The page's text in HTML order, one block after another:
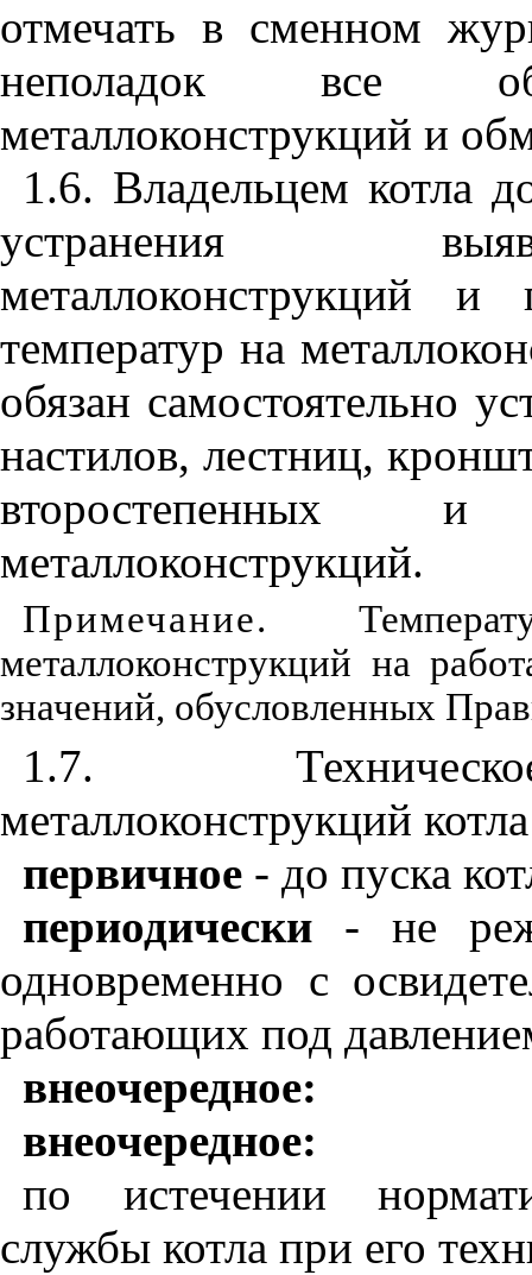
отмечать в сменном
неполадок все
металлоконструкций и
1.6. Владельцем котла
устранения
металлоконструкций и
температур на
обязан самостоятельно
настилов, лестниц,
второстепенных и
металлоконструкций.
Примечание.
металлоконструкций на
значений, обусловленных
1.7.
металлоконструкций
первичное- до пуска
периодически- не
одновременно с
работающих под
внеочередное:
внеочередное:
по истечении
службы котла при его